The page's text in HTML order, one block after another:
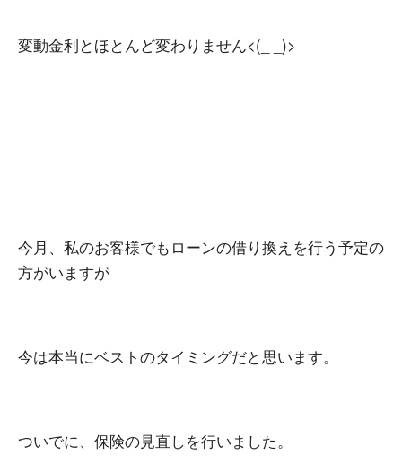
変動金利とほとんど変わりません<(_ _)>
今月、私のお客様でもローンの借り換えを行う予定の
方がいますが
今は本当にベストのタイミングだと思います。
ついでに、保険の見直しを行いました。